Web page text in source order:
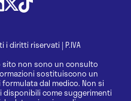
i diritti riservati | P.IVA
non sono un consulto
sostituiscono un
dal medico. Non si
come suggerimenti